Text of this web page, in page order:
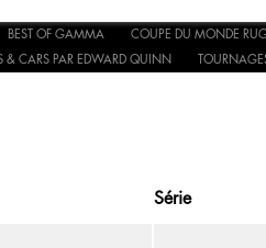
BEST OF GAMMA COUPE DU MONDE
& CARS PAR EDWARD QUINN
Série